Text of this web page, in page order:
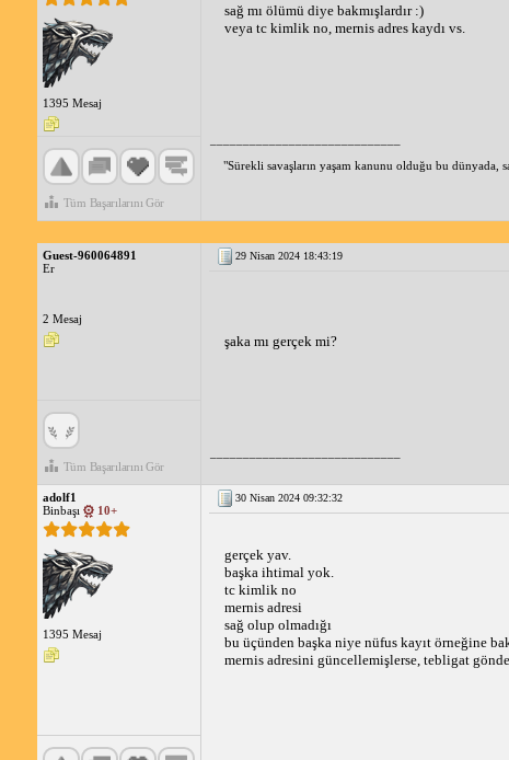
1395 Mesaj
Tüm Başarılarını Gör
sağ mı ölümü diye bakmışlardır :)
veya tc kimlik no, mernis adres kaydı vs.
"Sürekli savaşların yaşam kanunu olduğu bu dünyada,
Guest-960064891
Er
2 Mesaj
Tüm Başarılarını Gör
29 Nisan 2024 18:43:19
şaka mı gerçek mi?
adolf1
Binbaşı
10+
1395 Mesaj
30 Nisan 2024 09:32:32
gerçek yav.
başka ihtimal yok.
tc kimlik no
mernis adresi
sağ olup olmadığı
bu üçünden başka niye nüfus kayıt örneğine
mernis adresini güncellemişlerse, tebligat